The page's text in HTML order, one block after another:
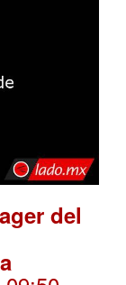
del